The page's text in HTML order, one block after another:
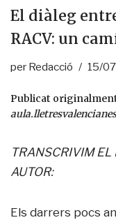
El diàleg
RACV: un
per Redacció 15/
Publicat
TRANSCRIVIM EL
AUTOR:
Els darrers pocs